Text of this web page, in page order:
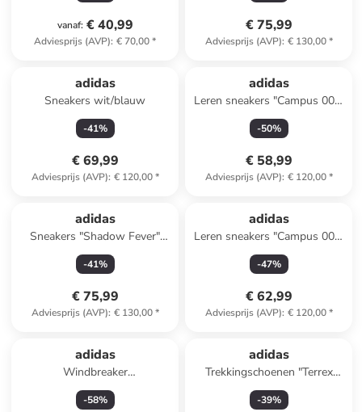
vanaf: € 40,99
Adviesprijs (AVP): € 70,00*
€ 75,99
Adviesprijs (AVP): € 130,00*
adidas
Sneakers wit/blauw
-41%
€ 69,99
Adviesprijs (AVP): € 120,00*
adidas
Leren sneakers "Campus 00s"
zwart
-50%
€ 58,99
Adviesprijs (AVP): € 120,00*
adidas
Sneakers "Shadow Fever"
beige
-41%
€ 75,99
Adviesprijs (AVP): € 130,00*
adidas
Leren sneakers "Campus 00s"
beige
-47%
€ 62,99
Adviesprijs (AVP): € 120,00*
adidas
Windbreaker
donkerblauw/groen
-58%
adidas
Trekkingschoenen "Terrex
Trailmaker 2 GTX" grijs
-39%